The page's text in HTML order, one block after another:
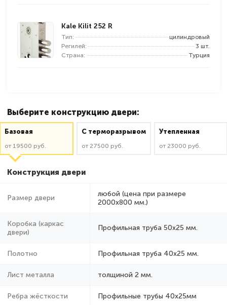
Kale Kilit 252 R
Тип:
цилиндровый
Регилей:
3 шт.
Страна:
Турция
Выберите конструкцию двери:
Базовая
от 19500 руб.
C терморазрывом
от 27500 руб.
Утепленная
от 23000 руб.
Конструкция двери
Размер двери
любой (цена при размере
2000x800 мм.)
Коробка (каркас
двери)
Профильная труба 50х25 мм.
Полотно Профильная труба 40х25 мм.
Лист металла толщиной 2 мм.
Ребра жёсткости Профильные трубы 40х25мм